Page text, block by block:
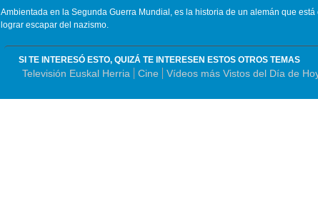
Ambientada en la Segunda Guerra Mundial, es la historia de un alemán que
lograr escapar del nazismo.
SI TE INTERESÓ ESTO, QUIZÁ TE INTERESEN ESTOS OTROS TEMAS
Televisión Euskal Herria Cine Vídeos más Vistos del Día de